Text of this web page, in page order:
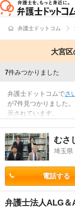
弁護士ドットコム
大宮
弁護士ドットコムでさ
が7件見つかりました
示されています。
7件みつかりました
検索結果
むさ
電話する
弁護士法人ALG